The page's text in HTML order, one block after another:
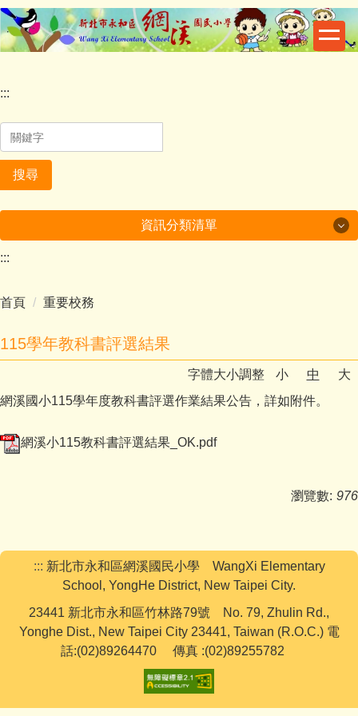
跳
到
主
內
區
:::
搜尋
資訊分類清單
校園資訊
榮譽事項
網路資源
行政處
學籍組
人事室
:::
首頁 重要校務
115學年教科書評選結果
字體大小調整 小 中
大
網溪國小115學年度教科書評選作業結果公告，詳如附件。
網溪小115教科書評選結果_OK.pdf
瀏覽數: 976
::: 新北市永和區網溪國民小學 WangXi Elementary
School, YongHe District, New Taipei City.
23441 新北市永和區竹林路79號 No. 79, Zhulin Rd.,
Yonghe Dist., New Taipei City 23441, Taiwan (R.O.C.) 電
話:(02)89264470 傳真 :(02)89255782